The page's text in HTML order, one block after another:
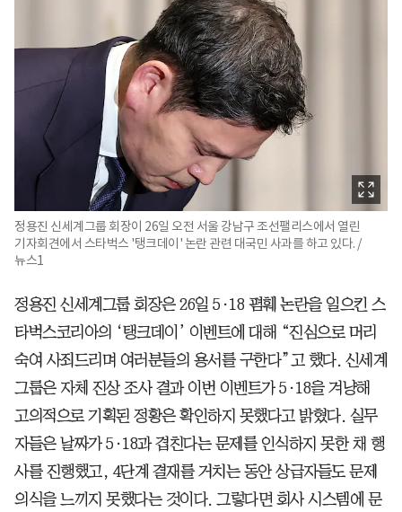
정용진 신세계그룹 회장이 26일 오전 서울 강남구 조선팰리스에서 열린
기자회견에서 스타벅스 '탱크데이' 논란 관련 대국민 사과를 하고 있다. /
뉴스1
정용진 신세계그룹 회장은 26일 5·18 폄훼 논란을 일으킨 스
타벅스코리아의 ‘탱크데이’ 이벤트에 대해 “진심으로 머리
숙여 사죄드리며 여러분들의 용서를 구한다”고 했다. 신세계
그룹은 자체 진상 조사 결과 이번 이벤트가 5·18을 겨냥해
고의적으로 기획된 정황은 확인하지 못했다고 밝혔다. 실무
자들은 날짜가 5·18과 겹친다는 문제를 인식하지 못한 채 행
사를 진행했고, 4단계 결재를 거치는 동안 상급자들도 문제
의식을 느끼지 못했다는 것이다. 그렇다면 회사 시스템에 문